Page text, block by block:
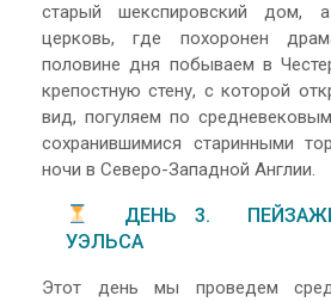
старый шекспировский дом,
церковь, где похоронен
половине дня побываем в
крепостную стену, с которой
вид, погуляем по
сохранившимися старинными
ночи в Северо-Западной Англии.
ДЕНЬ 3.
УЭЛЬСА
Этот день мы проведем